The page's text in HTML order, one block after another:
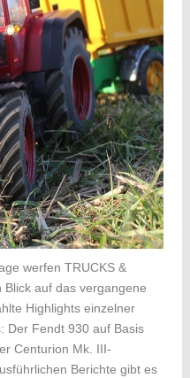
werfen TRUCKS &
Blick auf das vergangene
Highlights einzelner
Der Fendt 930 auf Basis
Centurion Mk. III-
Berichte gibt es